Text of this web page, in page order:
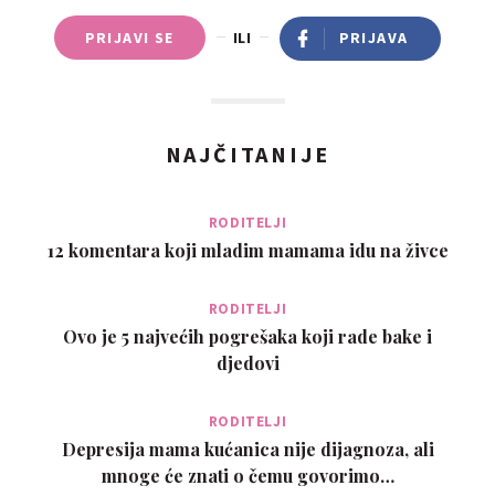
PRIJAVI SE ILI PRIJAVA
NAJČITANIJE
RODITELJI
12 komentara koji mladim mamama idu na živce
RODITELJI
Ovo je 5 najvećih pogrešaka koji rade bake i
djedovi
RODITELJI
Depresija mama kućanica nije dijagnoza, ali
mnoge će znati o čemu govorimo…